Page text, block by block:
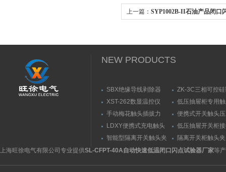
上一篇： SYP1002B-II石油产品闭口
NEW PRODUCTS
SBX绝缘导线剥除器
ZK-3C三相可控
触发器
XST-262数显温控仪
低压抽屉柜专用
力测量仪套装
手动梅花触头插拔力
（推拉力）测量仪
便携式开关触头
（夹紧力）测量仪
LDXY便携式充电触头
（指）夹紧力测量仪
低压抽屉开关柜
触头（夹紧力）
智能型隔离开关触头夹
紧力测试仪
隔离开关柜触头
测试仪/精度传感
上海旺徐电气有限公司专业提供SL-CFPT-40A自动快速低温闭口闪点试验器厂家等